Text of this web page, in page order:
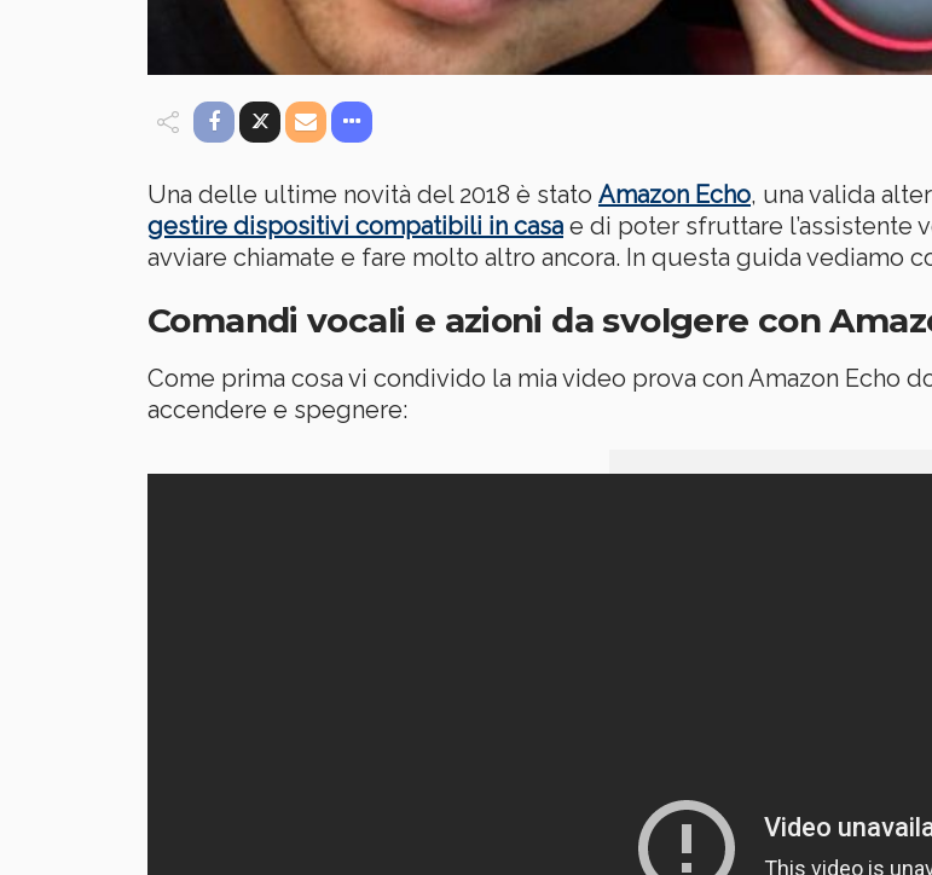
Una delle ultime novità del 2018 è stato Amazon Echo, una valida
gestire dispositivi compatibili in casa e di poter sfruttare l’assistente
avviare chiamate e fare molto altro ancora. In questa guida vediamo
Comandi vocali e azioni da svolgere con
Come prima cosa vi condivido la mia video prova con Amazon Echo
accendere e spegnere: